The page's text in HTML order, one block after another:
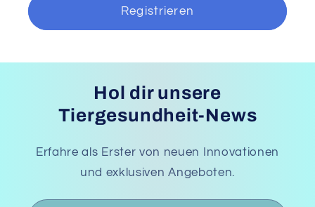
Registrieren
Hol dir unsere
Tiergesundheit-News
Erfahre als Erster von neuen Innovationen
und exklusiven Angeboten.